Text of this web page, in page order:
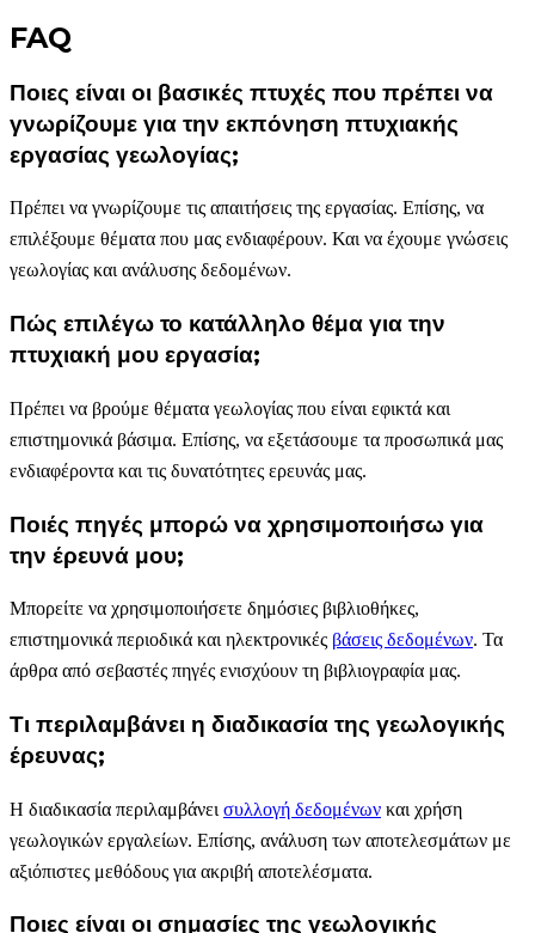
FAQ
Ποιες είναι οι βασικές πτυχές που πρέπει να
γνωρίζουμε για την εκπόνηση πτυχιακής
εργασίας γεωλογίας;
Πρέπει να γνωρίζουμε τις απαιτήσεις της εργασίας. Επίσης, να
επιλέξουμε θέματα που μας ενδιαφέρουν. Και να έχουμε γνώσεις
γεωλογίας και ανάλυσης δεδομένων.
Πώς επιλέγω το κατάλληλο θέμα για την
πτυχιακή μου εργασία;
Πρέπει να βρούμε θέματα γεωλογίας που είναι εφικτά και
επιστημονικά βάσιμα. Επίσης, να εξετάσουμε τα προσωπικά μας
ενδιαφέροντα και τις δυνατότητες ερευνάς μας.
Ποιές πηγές μπορώ να χρησιμοποιήσω για
την έρευνά μου;
Μπορείτε να χρησιμοποιήσετε δημόσιες βιβλιοθήκες,
επιστημονικά περιοδικά και ηλεκτρονικές βάσεις δεδομένων. Τα
άρθρα από σεβαστές πηγές ενισχύουν τη βιβλιογραφία μας.
Τι περιλαμβάνει η διαδικασία της γεωλογικής
έρευνας;
Η διαδικασία περιλαμβάνει συλλογή δεδομένων και χρήση
γεωλογικών εργαλείων. Επίσης, ανάλυση των αποτελεσμάτων με
αξιόπιστες μεθόδους για ακριβή αποτελέσματα.
Ποιες είναι οι σημασίες της γεωλογικής